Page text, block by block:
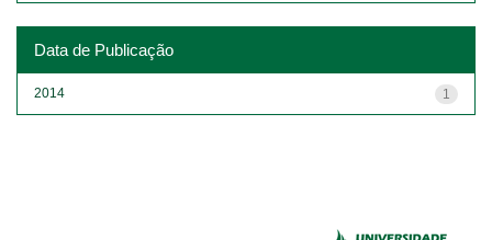
Data de Publicação
1
2014